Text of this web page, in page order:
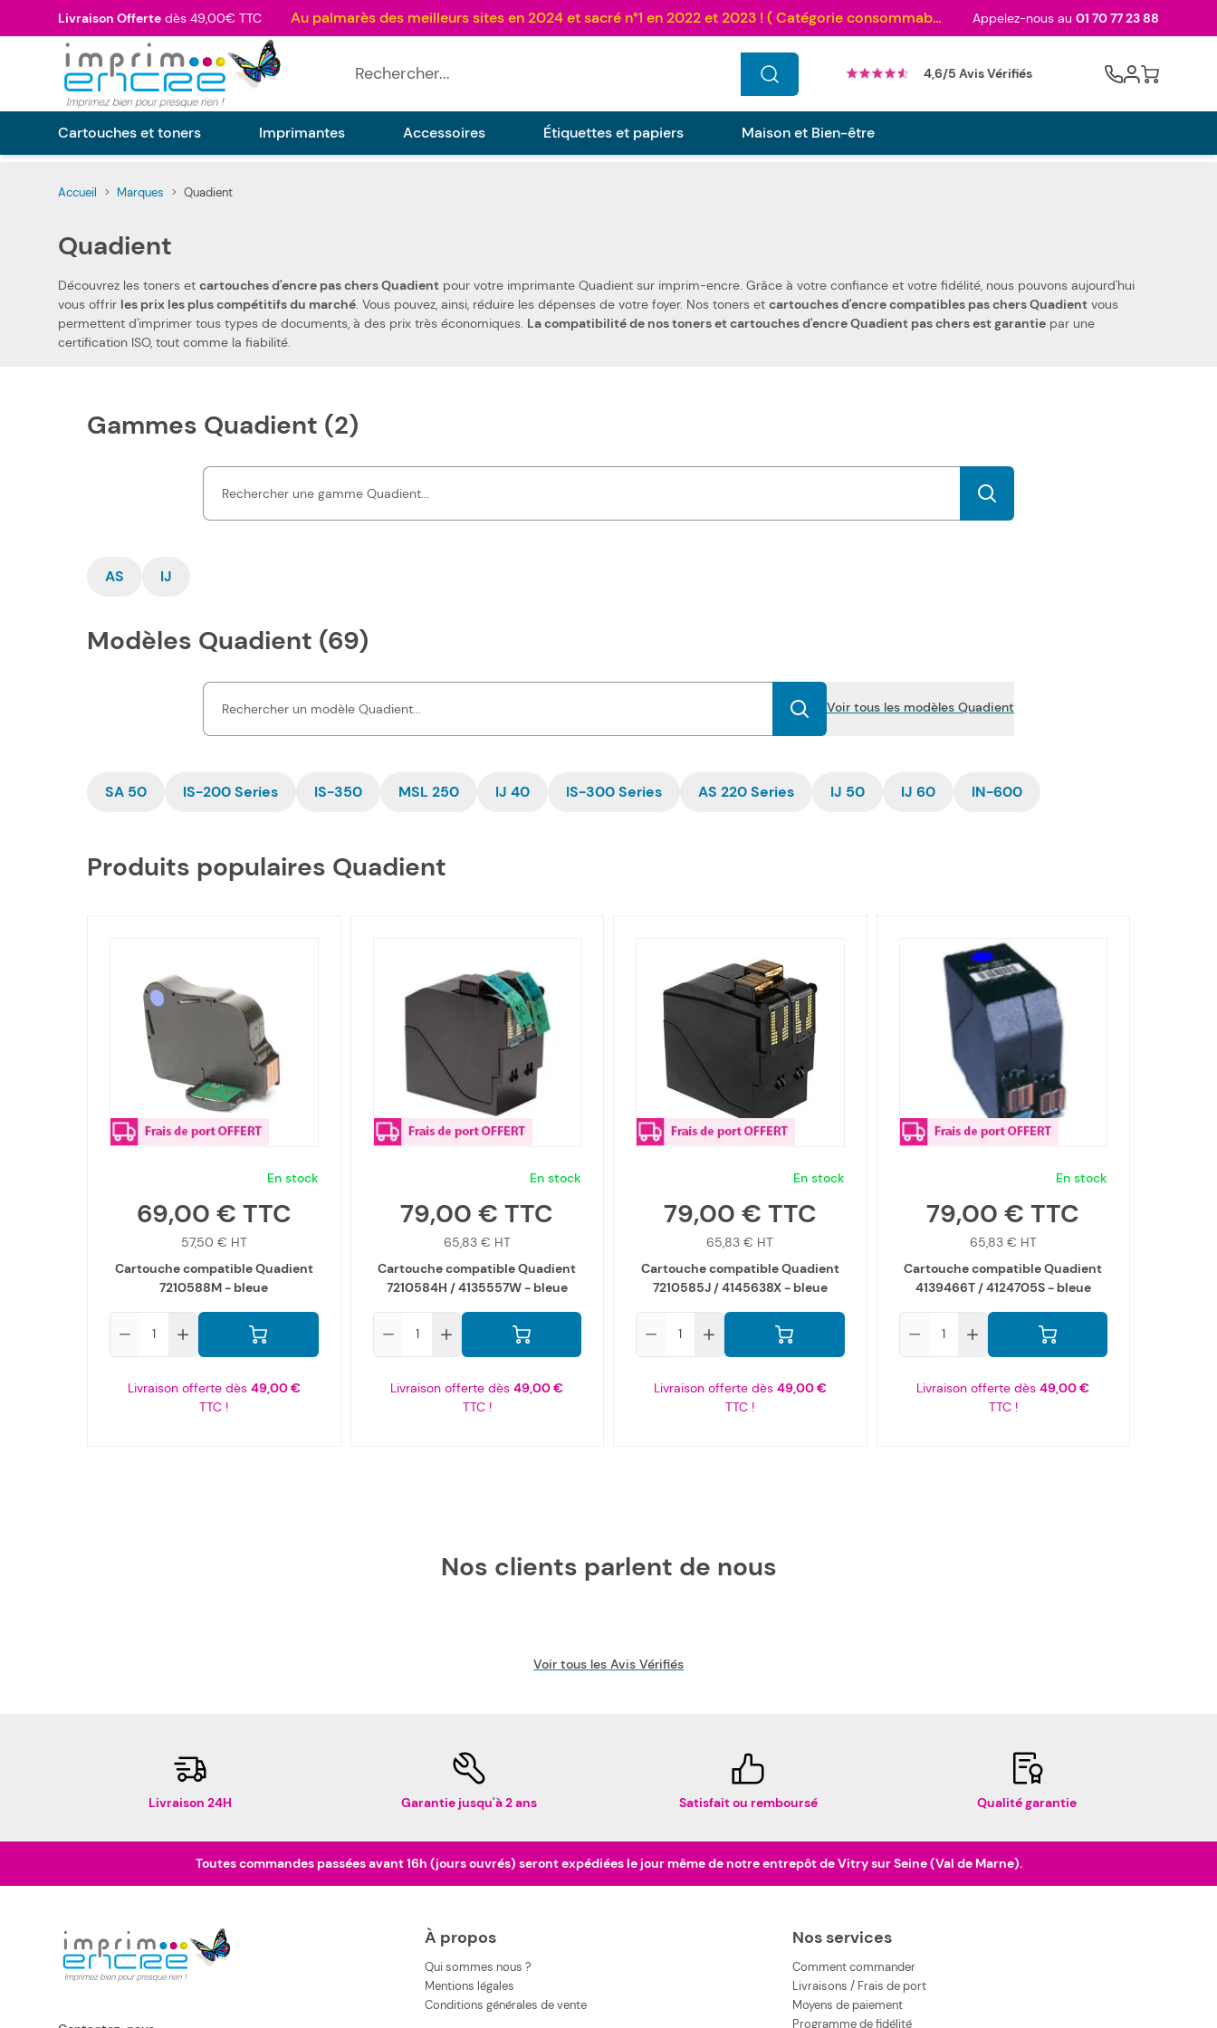
Livraison Offerte dès 49,00€ TTC Au palmarès des meilleurs sites en 2024 et sacré n°1 en 2022 et 2023 ! ( Catégorie consommables) Appelez-nous au 01 70 77 23 88
4,6/5 Avis Vérifiés Cart
Cartouches et toners Imprimantes Accessoires Étiquettes et papiers Maison et Bien-être
Accueil > Marques > Quadient
Quadient
Découvrez les toners et cartouches d'encre pas chers Quadient pour votre imprimante Quadient sur imprim-encre. Grâce à votre confiance et votre fidélité, nous pouvons aujourd'hui
vous offrir les prix les plus compétitifs du marché . Vous pouvez, ainsi, réduire les dépenses de votre foyer. Nos toners et cartouches d'encre compatibles pas chers Quadient vous
permettent d'imprimer tous types de documents, à des prix très économiques. La compatibilité de nos toners et cartouches d'encre Quadient pas chers est garantie par une
certification ISO, tout comme la fiabilité.
Gammes Quadient (2)
AS IJ
Modèles Quadient (69)
Voir tous les modèles Quadient
SA 50 IS-200 Series IS-350 MSL 250 IJ 40 IS-300 Series AS 220 Series IJ 50 IJ 60 IN-600
Produits populaires Quadient
En stock
69,00 €
57,50 €
Cartouche compatible Quadient
7210588M - bleue
Livraison offerte dès 49,00 €
TTC !
En stock
79,00 €
65,83 €
Cartouche compatible Quadient
7210584H / 4135557W - bleue
Livraison offerte dès49,00 €
TTC !
En stock
79,00 €
65,83 €
Cartouche compatible Quadient
7210585J / 4145638X - bleue
Livraison offerte dès 49,00 €
TTC !
En stock
79,00 €
65,83 €
Cartouche compatible Quadient
4139466T / 4124705S - bleue
Livraison offerte dès49,00 €
TTC !
Nos clients parlent de nous
Voir tous les Avis Vérifiés
Livraison 24H Garantie jusqu'à 2 ans Satisfait ou remboursé Qualité garantie
Toutes commandes passées avant 16h (jours ouvrés) seront expédiées le jour même de notre entrepôt de Vitry sur Seine (Val de Marne).
À propos
Qui sommes nous ?
Mentions légales
Conditions générales de vente
Nos services
Comment commander
Livraisons / Frais de port
Moyens de paiement
Programme de fidélité